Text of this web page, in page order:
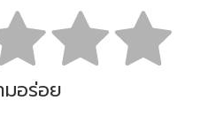
มอร่อย